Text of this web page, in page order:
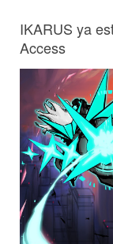
IKARUS ya
Access